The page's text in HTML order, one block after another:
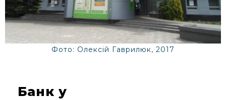
Фото: Олексій Гаврилюк, 2017
Банк у